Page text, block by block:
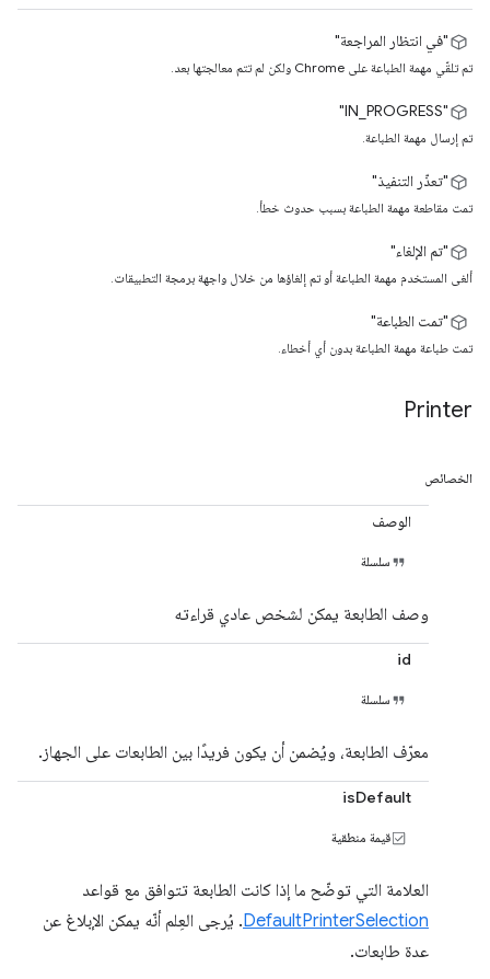
"في انتظار المراجعة"
تم تلقّي مهمة الطباعة على Chrome ولكن لم تتم معالجتها بعد.
"IN_PROGRESS"
تم إرسال مهمة الطباعة.
"تعذّر التنفيذ"
تمت مقاطعة مهمة الطباعة بسبب حدوث خطأ.
"تم الإلغاء"
ألغى المستخدم مهمة الطباعة أو تم إلغاؤها من خلال واجهة برمجة التطبيقات.
"تمت الطباعة"
تمت طباعة مهمة الطباعة بدون أي أخطاء.
Printer
الخصائص
الوصف
سلسلة
وصف الطابعة يمكن لشخص عادي قراءته
id
سلسلة
معرّف الطابعة، ويُضمن أن يكون فريدًا بين الطابعات على الجهاز.
isDefault
قيمة منطقية
العلامة التي توضّح ما إذا كانت الطابعة تتوافق مع قواعد
DefaultPrinterSelection. يُرجى العِلم أنّه يمكن الإبلاغ عن
عدة طابعات.